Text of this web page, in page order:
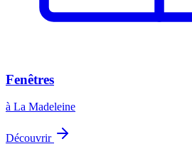
Fenêtres
à La Madeleine
Découvrir